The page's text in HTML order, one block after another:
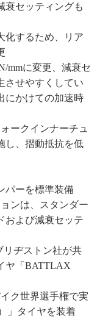
衰セッティングも
化するため、リア
mmに変更、減衰セ
させやすくしてい
にかけての加速時
ークインナーチュ
し、摺動抵抗を低
パーを標準装備
ンは、スタンダー
および減衰セッテ
リヂストン社が共
ヤ「BATTLAX
ク世界選手権で実
」タイヤを装着